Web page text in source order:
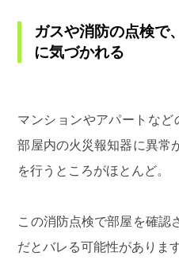
ガスや消防の点検で
に気づかれる
マンションやアパートなど
部屋内の火災報知器に異常
を行うところがほとんど。
この消防点検で部屋を確認
だとバレる可能性があります